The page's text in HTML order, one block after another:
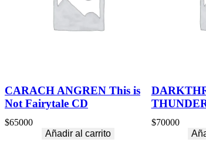
CARACH ANGREN This is
Not Fairytale CD
$65000
Añadir al carrito
$70000